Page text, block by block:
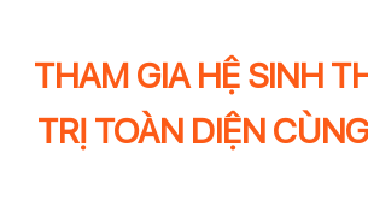
THAM GIA HỆ SINH
TRỊ TOÀN DIỆN